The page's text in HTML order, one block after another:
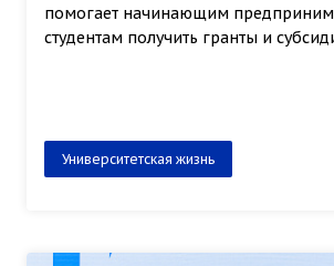
помогает начинающим
студентам получить гранты и
Университетская жизнь